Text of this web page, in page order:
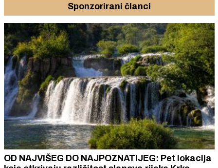
Sponzorirani članci
OD NAJVIŠEG DO NAJPOZNATIJEG: Pet lokacija